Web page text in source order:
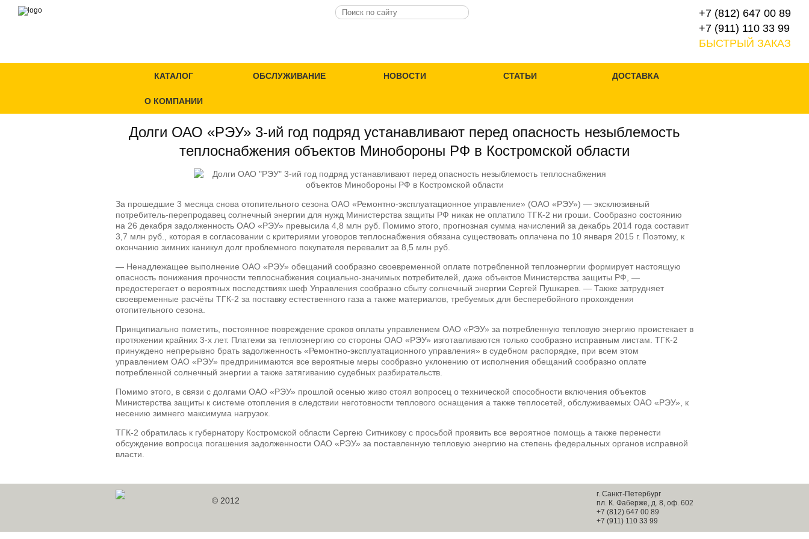
+7 (812) 647 00 89
+7 (911) 110 33 99
БЫСТРЫЙ ЗАКАЗ
КАТАЛОГ ОБСЛУЖИВАНИЕ НОВОСТИ СТАТЬИ ДОСТАВКА
О КОМПАНИИ
Долги ОАО «РЭУ» 3-ий год подряд устанавливают перед опасность незыблемость
теплоснабжения объектов Минобороны РФ в Костромской области
За прошедшие 3 месяца снова отопительного сезона ОАО «Ремонтно-эксплуатационное управление» (ОАО «РЭУ») — эксклюзивный
потребитель-перепродавец солнечный энергии для нужд Министерства защиты РФ никак не оплатило ТГК-2 ни гроши. Сообразно состоянию
на 26 декабря задолженность ОАО «РЭУ» превысила 4,8 млн руб. Помимо этого, прогнозная сумма начислений за декабрь 2014 года составит
3,7 млн руб., которая в согласовании с критериями уговоров теплоснабжения обязана существовать оплачена по 10 января 2015 г. Поэтому, к
окончанию зимних каникул долг проблемного покупателя перевалит за 8,5 млн руб.
— Ненадлежащее выполнение ОАО «РЭУ» обещаний сообразно своевременной оплате потребленной теплоэнергии формирует настоящую
опасность понижения прочности теплоснабжения социально-значимых потребителей, даже объектов Министерства защиты РФ, —
предостерегает о вероятных последствиях шеф Управления сообразно сбыту солнечный энергии Сергей Пушкарев. — Также затрудняет
своевременные расчёты ТГК-2 за поставку естественного газа а также материалов, требуемых для бесперебойного прохождения
отопительного сезона.
Принципиально пометить, постоянное повреждение сроков оплаты управлением ОАО «РЭУ» за потребленную тепловую энергию проистекает в
протяжении крайних 3-х лет. Платежи за теплоэнергию со стороны ОАО «РЭУ» изготавливаются только сообразно исправным листам. ТГК-2
принуждено непрерывно брать задолженность «Ремонтно-эксплуатационного управления» в судебном распорядке, при всем этом
управлением ОАО «РЭУ» предпринимаются все вероятные меры сообразно уклонению от исполнения обещаний сообразно оплате
потребленной солнечный энергии а также затягиванию судебных разбирательств.
Помимо этого, в связи с долгами ОАО «РЭУ» прошлой осенью живо стоял вопросец о технической способности включения объектов
Министерства защиты к системе отопления в следствии неготовности теплового оснащения а также теплосетей, обслуживаемых ОАО «РЭУ», к
несению зимнего максимума нагрузок.
ТГК-2 обратилась к губернатору Костромской области Сергею Ситникову с просьбой проявить все вероятное помощь а также перенести
обсуждение вопросца погашения задолженности ОАО «РЭУ» за поставленную тепловую энергию на степень федеральных органов исправной
власти.
© 2012
г. Санкт-Петербург
пл. К. Фаберже, д. 8, оф. 602
+7 (812) 647 00 89
+7 (911) 110 33 99